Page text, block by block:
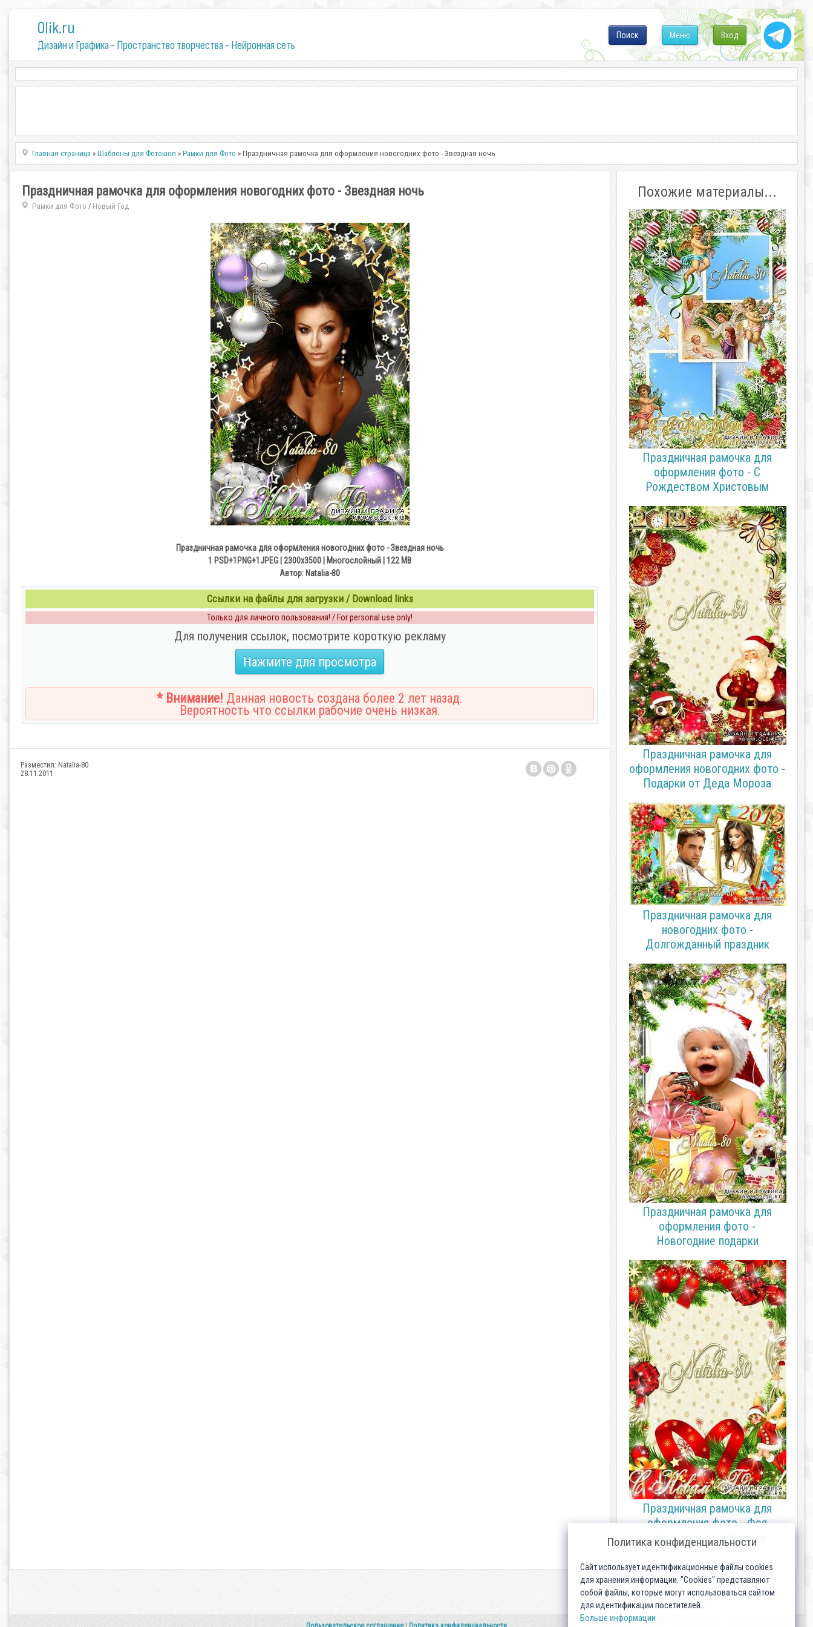
0lik.ru
Дизайн и Графика - Пространство творчества - Нейронная сеть
Вход
Меню
Поиск
Главная страница »Шаблоны для Фотошоп »Рамки для Фото » Праздничная рамочка для оформления новогодних фото - Звездная ночь
Праздничная рамочка для оформления новогодних фото - Звездная ночь
Рамки для Фото / Новый Год
Праздничная рамочка для оформления новогодних фото - Звездная ночь
1 PSD+1PNG+1JPEG | 2300х3500 | Многослойный | 122 MB
Автор: Natalia-80
Ссылки на файлы для загрузки / Download links
Только для личного пользования! / For personal use only!
Для получения ссылок, посмотрите короткую рекламу
Нажмите для просмотра
* Внимание! Данная новость создана более 2 лет назад.
Вероятность что ссылки рабочие очень низкая.
Разместил: Natalia-80
28.11.2011
Похожие материалы...
Праздничная рамочка для
оформления фото - С
Рождеством Христовым
Праздничная рамочка для
оформления новогодних фото -
Подарки от Деда Мороза
Праздничная рамочка для
новогодних фото -
Долгожданный праздник
Праздничная рамочка для
оформления фото -
Новогодние подарки
Праздничная рамочка для
оформления фото - Фея
новогоднего праздника
Политика конфиденциальности
Сайт использует идентификационные файлы cookies
для хранения информации. "Cookies" представляют
собой файлы, которые могут использоваться сайтом
для идентификации посетителей...
Больше информации